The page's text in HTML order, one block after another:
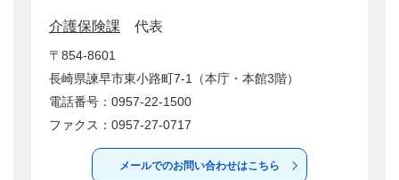
介護保険課 代表
〒854-8601
長崎県諫早市東小路町7-1（本庁・本館3階）
電話番号：0957-22-1500
ファクス：0957-27-0717
メールでのお問い合わせはこちら